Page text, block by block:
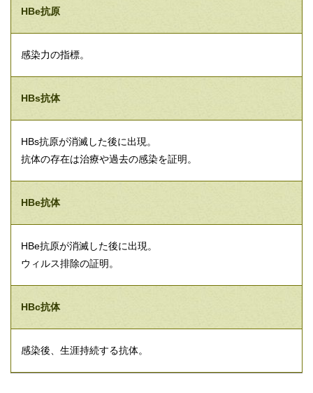
HBe抗原
感染力の指標。
HBs抗体
HBs抗原が消滅した後に出現。
抗体の存在は治療や過去の感染を証明。
HBe抗体
HBe抗原が消滅した後に出現。
ウィルス排除の証明。
HBc抗体
感染後、生涯持続する抗体。